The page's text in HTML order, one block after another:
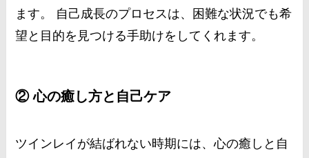
ます。 自己成長のプロセスは、困難な状況でも希
望と目的を見つける手助けをしてくれます。
② 心の癒し方と自己ケア
ツインレイが結ばれない時期には、心の癒しと自